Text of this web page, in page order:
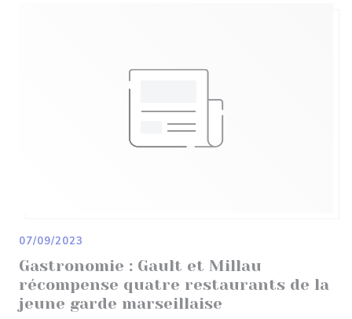
Gastronomie : Gault et Millau
récompense quatre restaurants de la
jeune garde marseillaise
07/09/2023